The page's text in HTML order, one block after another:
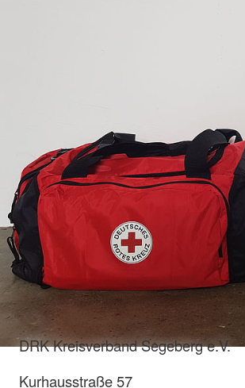
DRK Kreisverband Segeberg e.V.
Kurhausstraße 57